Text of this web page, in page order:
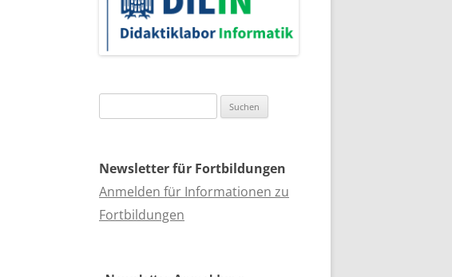
nach:
Newsletter für Fortbildungen
Anmelden für Informationen zu
Fortbildungen